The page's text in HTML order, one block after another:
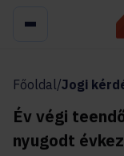
Főoldal/Jogi
Év végi
nyugodt